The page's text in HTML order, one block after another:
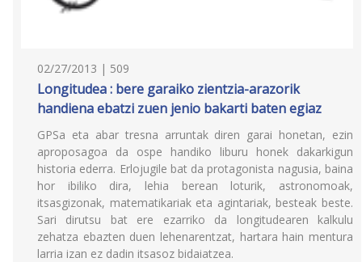
02/27/2013 | 509
Longitudea : bere garaiko zientzia-arazorik
handiena ebatzi zuen jenio bakarti baten egiaz
GPSa eta abar tresna arruntak diren garai honetan, ezin
aproposagoa da ospe handiko liburu honek dakarkigun
historia ederra. Erlojugile bat da protagonista nagusia, baina
hor ibiliko dira, lehia berean loturik, astronomoak,
itsasgizonak, matematikariak eta agintariak, besteak beste.
Sari dirutsu bat ere ezarriko da longitudearen kalkulu
zehatza ebazten duen lehenarentzat, hartara hain mentura
larria izan ez dadin itsasoz bidaiatzea.